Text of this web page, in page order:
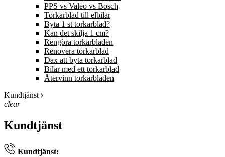
PPS vs Valeo vs Bosch
Torkarblad till elbilar
Byta 1 st torkarblad?
Kan det skilja 1 cm?
Rengöra torkarbladen
Renovera torkarblad
Dax att byta torkarblad
Bilar med ett torkarblad
Återvinn torkarbladen
Kundtjänst
clear
Kundtjänst
Kundtjänst: